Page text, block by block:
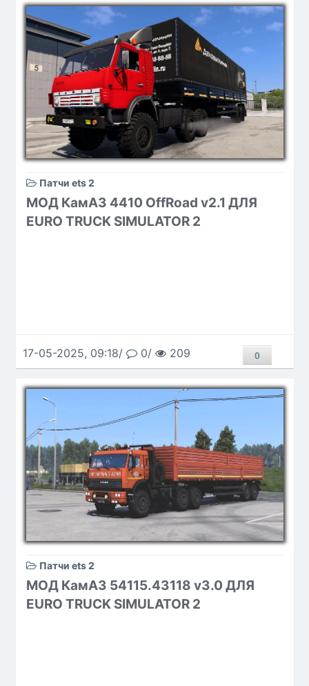
Патчи ets 2
МОД КамАЗ 4410 OffRoad v2.1 ДЛЯ
EURO TRUCK SIMULATOR 2
17-05-2025, 09:18/ 0/ 209 0
Патчи ets 2
МОД КамАЗ 54115.43118 v3.0 ДЛЯ
EURO TRUCK SIMULATOR 2